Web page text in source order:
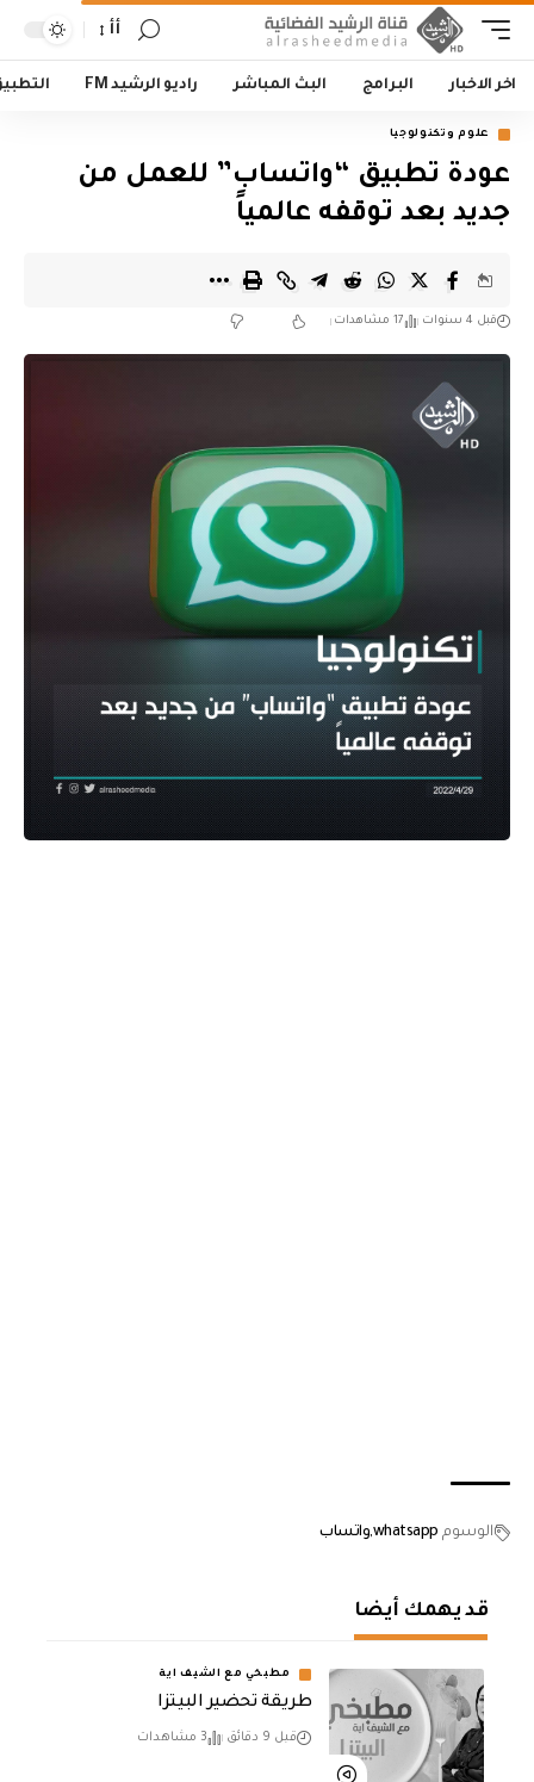
أأ
اخر الاخبار البرامج البث المباشر راديو الرشيد FM
علوم وتكنولوجيا
عودة تطبيق “واتساب” للعمل من
جديد بعد توقفه عالمياً
قبل 4 سنوات 17 مشاهدات
الوسوم whatsappواتساب
قد يهمك أيضا
مطبخي مع الشيف اية
طريقة تحضير البيتزا
قبل 9 دقائق 3 مشاهدات